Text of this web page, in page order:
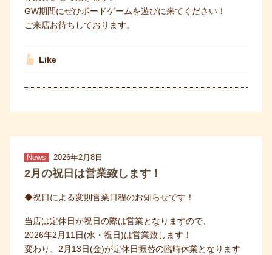
GW期間にぜひボードゲームを遊びに来てください！
ご来店お待ちしております。
Like
News 2026年2月8日
2月の祝日は営業致します！
◆祝日による変則営業日程のお知らせです！
当店は定休日が祝日の際は営業となりますので、
2026年2月11日(水・祝日)は営業致します！
変わり、2月13日(金)が定休日振替の臨時休業となります